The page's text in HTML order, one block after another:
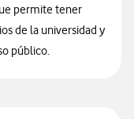
permite tener
de la universidad y
público.